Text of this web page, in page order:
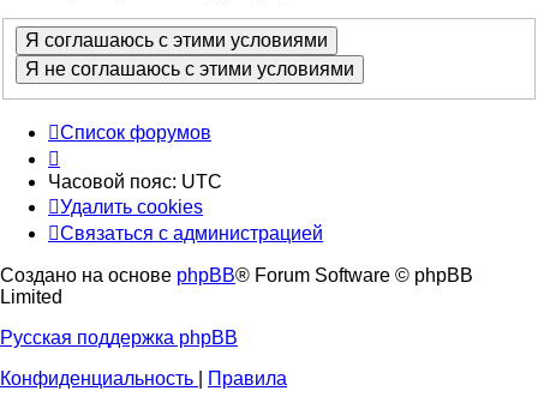
Список форумов
Часовой пояс: UTC
Удалить cookies
Связаться с администрацией
Создано на основе phpBB® Forum Software © phpBB
Limited
Русская поддержка phpBB
Конфиденциальность
Правила